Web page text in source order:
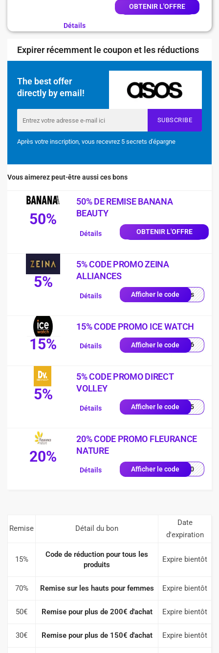
OBTENIR L'OFFRE
Détails
Expirer récemment le coupon et les réductions
The best offer
directly by email!
SUBSCRIBE
Après votre inscription, vous recevrez 5 secrets d'épargne
Vous aimerez peut-être aussi ces bons
50%
50% DE REMISE BANANA
BEAUTY
OBTENIR L'OFFRE
Détails
5%
5% CODE PROMO ZEINA
ALLIANCES
Afficher le codequis
Détails
15%
15% CODE PROMO ICE WATCH
Afficher le codePY26
Détails
5%
5% CODE PROMO DIRECT
VOLLEY
Afficher le codeLEY5
Détails
20%
20% CODE PROMO FLEURANCE
NATURE
Afficher le codeEU20
Détails
Remise Détail du bon
Date
d'expiration
15%
Code de réduction pour tous les
produits
Expire bientôt
70% Remise sur les hauts pour femmes Expire bientôt
50€ Remise pour plus de 200€ d'achat Expire bientôt
30€ Remise pour plus de 150€ d'achat Expire bientôt